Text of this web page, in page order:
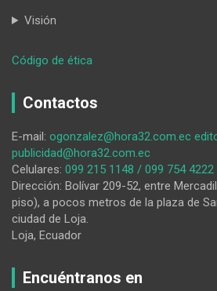
Visión
Código de ética
Mishell
es
la
nueva
Reina
del
Contactos
E-mail: ogonzalez@hora32.com.ec
publicidad@hora32.com.ec
Celulares: 099 215 1148 / 099 754 4222
Dirección: Bolívar 209-52, entre
piso), a pocos metros de la plaza de
ciudad de Loja.
Loja, Ecuador
Encuéntranos en